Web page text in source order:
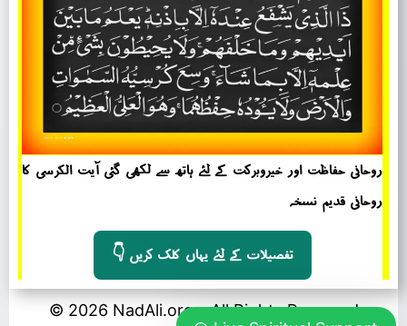
روحانی حفاظت اور خیروبرکت کے لئے ہاتھ سے لکھی گئی آیت الکرسی کا
روحانی قدیم نسخہ
👇 تفصیلات کے لئے یہاں کلک کریں
© 2026 NadAli.org – All Rights Reserved